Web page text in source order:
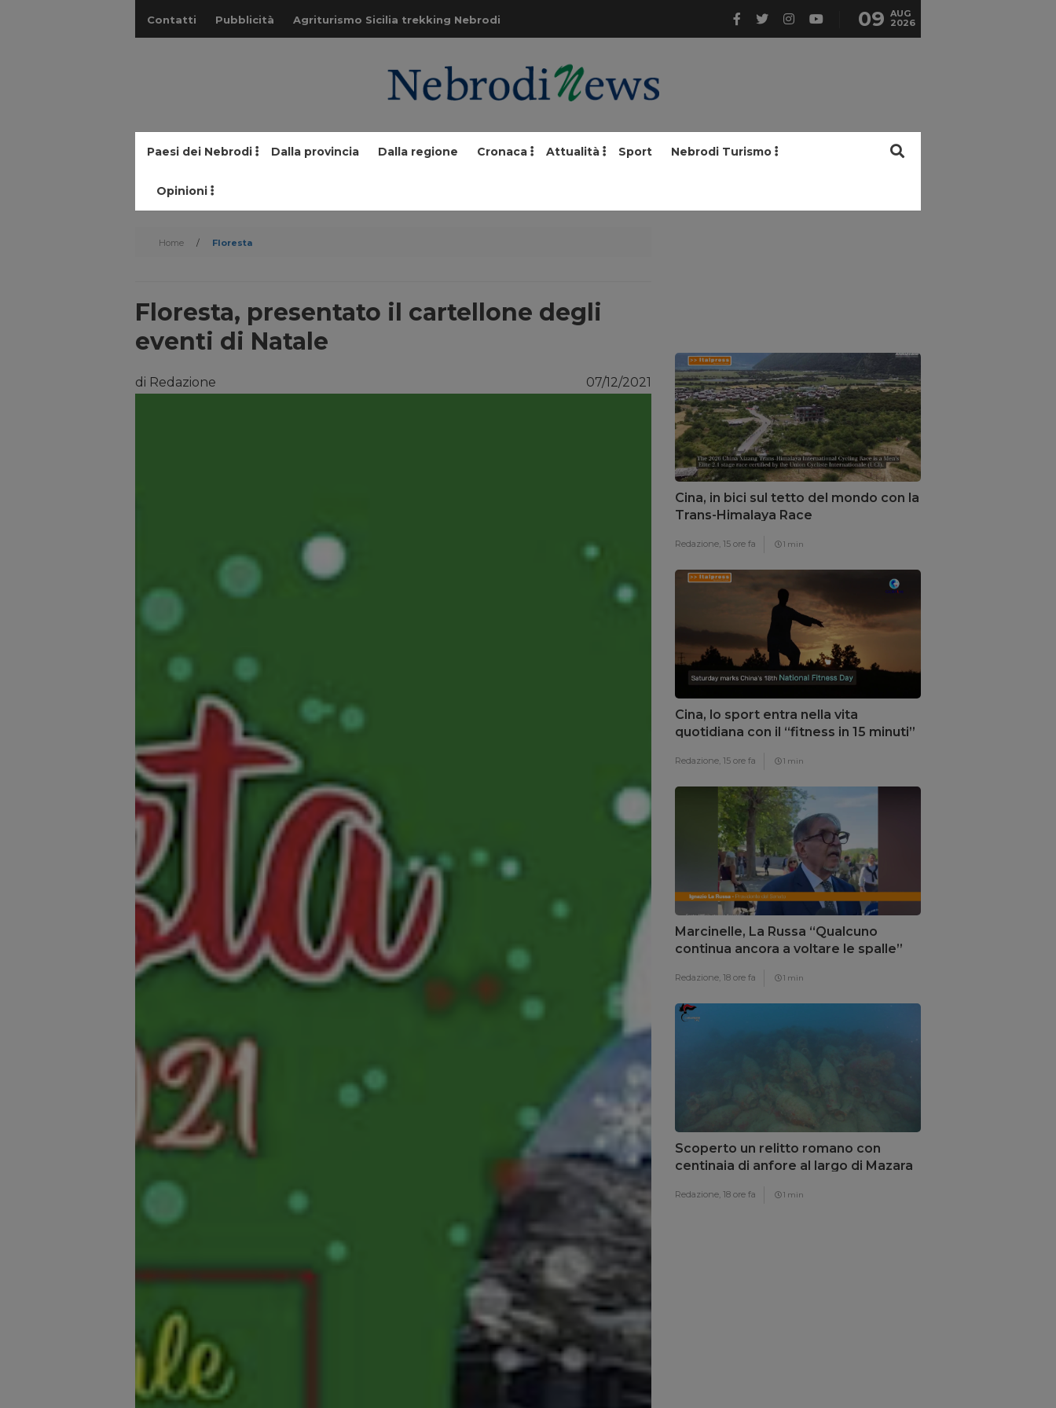
Contatti Pubblicità Agriturismo Sicilia trekking Nebrodi 09 AUG
2026
Paesi dei Nebrodi Dalla provincia Dalla regione Cronaca Attualità Sport Nebrodi Turismo
Opinioni
Home / Floresta
Floresta, presentato il cartellone degli
eventi di Natale
di Redazione 07/12/2021
Cina, in bici sul tetto del mondo con la
Trans-Himalaya Race
Redazione, 15 ore fa 1 min
Cina, lo sport entra nella vita
quotidiana con il “fitness in 15 minuti”
Redazione, 15 ore fa 1 min
Marcinelle, La Russa “Qualcuno
continua ancora a voltare le spalle”
Redazione, 18 ore fa 1 min
Scoperto un relitto romano con
centinaia di anfore al largo di Mazara
Redazione, 18 ore fa 1 min